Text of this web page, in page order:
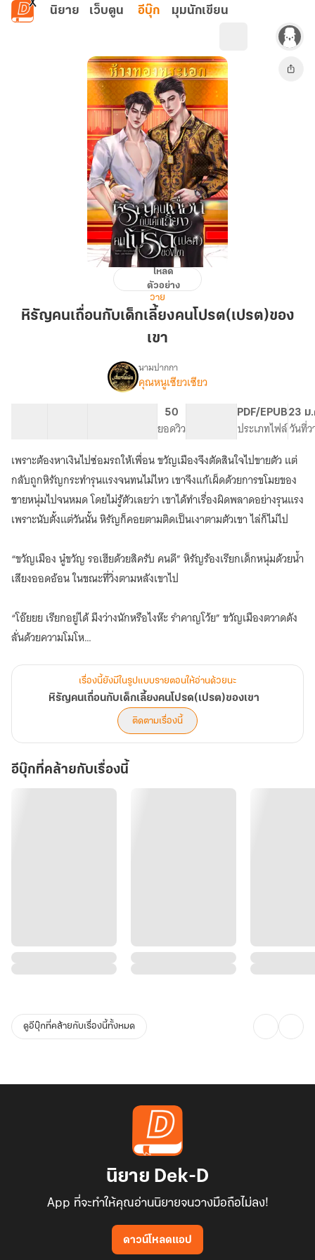
ข้ามไปยังเนื้อหาหลัก
นิยาย เว็บตูน อีบุ๊ก มุมนักเขียน
เถื่อน
โปรต(เปรต)ของ
โหลด
ตัวอย่าง
วาย
หิรัญคนเถื่อนกับเด็กเลี้ยงคนโปรต(เปรต)ของ
เขา
เรื่อง
หิรัญ
คน
เถื่อน
กับ
เด็ก
เลี้ยง
คน
โปรด(เปรต)ของ
เขา
นามปากกา
คุณหนูเซียวเซียว
50
ยอดวิว
PDF/EPUB
ประเภทไฟล์
23 ม
วันที่ว
เพราะต้องหาเงินไปซ่อมรถให้เพื่อน ขวัญเมืองจึงตัดสินใจไปขายตัว แต่
กลับถูกหิรัญกระทำรุนแรงจนทนไม่ไหว เขาจึงแก้เผ็ดด้วยการขโมยของ
ชายหนุ่มไปจนหมด โดยไม่รู้ตัวเลยว่า เขาได้ทำเรื่องผิดพลาดอย่างรุนแรง
เพราะนับตั้งแต่วันนั้น หิรัญก็คอยตามติดเป็นเงาตามตัวเขา ไล่ก็ไม่ไป
“ขวัญเมือง นู๋ขวัญ รอเฮียด้วยสิครับ คนดี” หิรัญร้องเรียกเด็กหนุ่มด้วยน้ำ
เสียงออดอ้อน ในขณะที่วิ่งตามหลังเขาไป
“โอ๊ยยย เรียกอยู่ได้ มึงว่างนักหรือไงห๊ะ รำคาญโว้ย” ขวัญเมืองตวาดดัง
ลั่นด้วยความโมโห
“นู๋ขวัญพูดกับเฮียดี ๆ สิครับ เป็นเด็กเป็นเล็กพูดไม่เพราะต้องถูกลงโทษ
นะครับ” พูดจบเขาก็พุ่งตัวเข้าหาขวัญเมืองในทันที
เรื่องนี้ยังมีในรูปแบบรายตอนให้อ่านด้วยนะ
หิรัญคนเถื่อนกับเด็กเลี้ยงคนโปรด(เปรต)ของเขา
ติดตามเรื่องนี้
อีบุ๊กที่คล้ายกับเรื่องนี้
ดูอีบุ๊กที่คล้ายกับเรื่องนี้ทั้งหมด
นิยาย Dek-D
App ที่จะทำให้คุณอ่านนิยายจนวางมือถือไม่ลง!
ดาวน์โหลดแอป